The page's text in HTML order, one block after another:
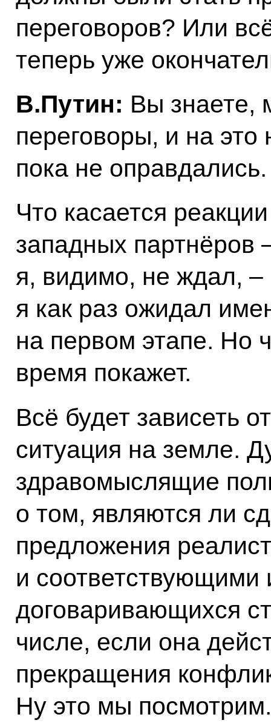
переговоров? Или
теперь уже
В.Путин: Вы знаете,
переговоры, и на
пока не оправдались.
Что касается
западных партнёров
я, видимо, не ждал, –
я как раз ожидал
на первом этапе. Но
время покажет.
Всё будет зависеть
ситуация на земле.
здравомыслящие
о том, являются ли
предложения
и соответствующими
договаривающихся
числе, если она
прекращения
Ну это мы